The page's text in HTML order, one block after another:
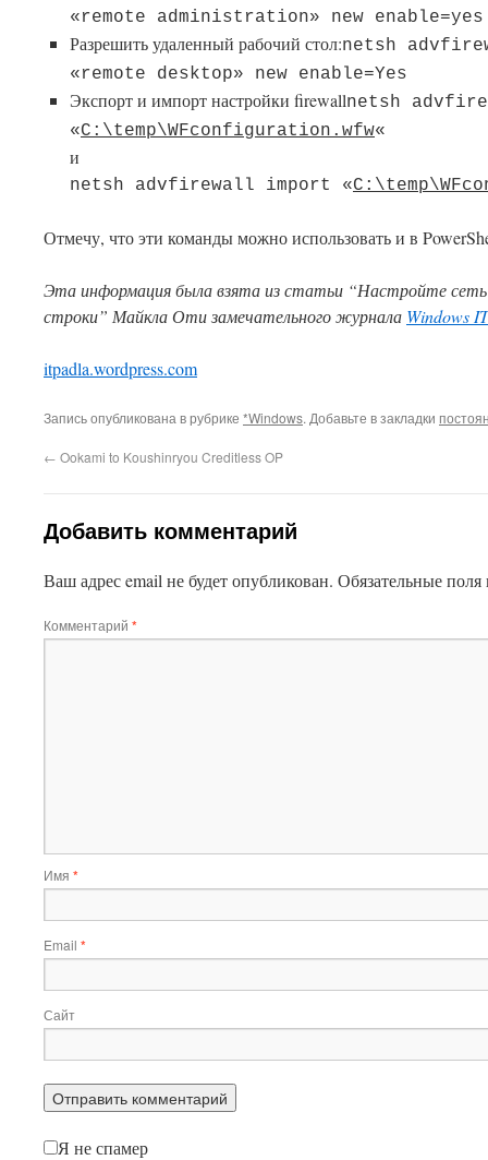
«remote administration» new enable=yes
Разрешить удаленный рабочий стол:netsh
«remote desktop» new enable=Yes
Экспорт и импорт настройки firewallnetsh
«C:\temp\WFconfiguration.wfw«
и
netsh advfirewall import «
Отмечу, что эти команды можно использовать и в
Эта информация была взята из статьи “Настройте сеть
строки” Майкла Оти замечательного журнала Windows
itpadla.wordpress.com
Запись опубликована в рубрике *Windows. Добавьте в закладки
← Ookami to Koushinryou Creditless OP
Добавить комментарий
Ваш адрес email не будет опубликован. Обязательные
Комментарий *
Имя *
Email *
Сайт
Я не спамер